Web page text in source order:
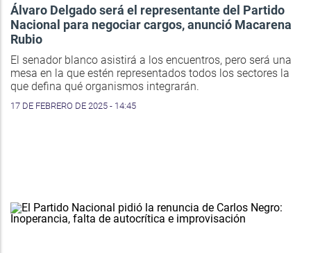
Álvaro Delgado será el representante del Partido
Nacional para negociar cargos, anunció Macarena
Rubio
El senador blanco asistirá a los encuentros, pero será una
mesa en la que estén representados todos los sectores la
que defina qué organismos integrarán.
17 DE FEBRERO DE 2025 - 14:45